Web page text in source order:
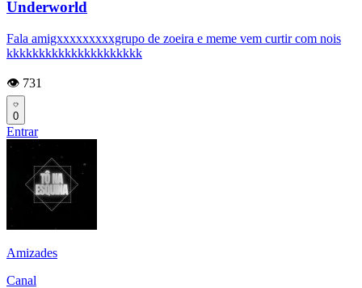
Underworld
Fala amigxxxxxxxxxgrupo de zoeira e meme vem curtir com nois
kkkkkkkkkkkkkkkkkkkkk
👁️ 731
0
Entrar
Amizades
Canal